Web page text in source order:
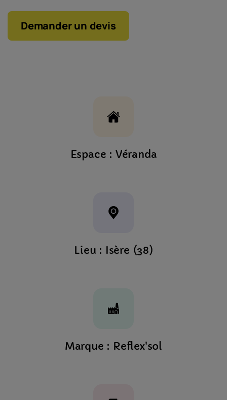
Demander un devis
Espace : Véranda
Lieu : Isère (38)
Marque : Reflex'sol